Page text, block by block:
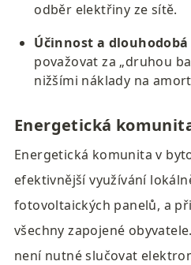
odběr elektřiny ze sítě.
Účinnost a dlouhodobá
považovat za „druhou
nižšími náklady na
Energetická
Energetická komunita v
efektivnější využívání
fotovoltaických panelů, a
všechny zapojené
není nutné slučovat